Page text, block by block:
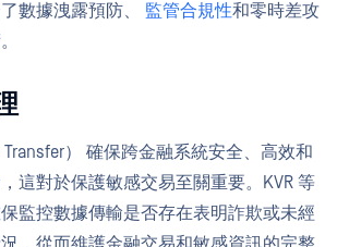
數據洩露預防、 監管合規性和零時差攻
Transfer） 確保跨金融系統安全、高效和
這對於保護敏感交易至關重要。KVR 等
監控數據傳輸是否存在表明詐欺或未經